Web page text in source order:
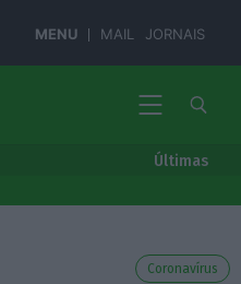
MENU MAIL JORNAIS
Últimas
Coronavírus